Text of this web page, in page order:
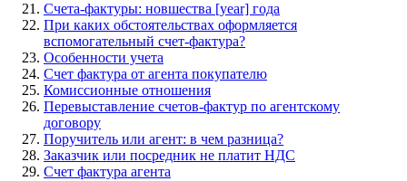
Счета-фактуры: новшества [year] года
При каких обстоятельствах оформляется
вспомогательный счет-фактура?
Особенности учета
Счет фактура от агента покупателю
Комиссионные отношения
Перевыставление счетов-фактур по агентскому
договору
Поручитель или агент: в чем разница?
Заказчик или посредник не платит НДС
Счет фактура агента